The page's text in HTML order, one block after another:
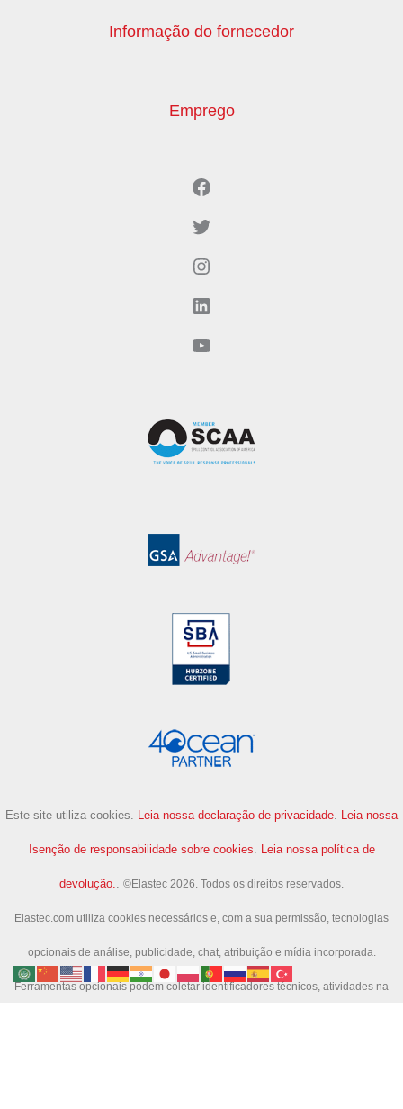
Informação do fornecedor
Emprego
Facebook
Twitter
Instagram
LinkedIn
YouTube
Este site utiliza cookies. Leia nossa declaração de privacidade. Leia nossa
Isenção de responsabilidade sobre cookies. Leia nossa política de
devolução.. ©Elastec 2026. Todos os direitos reservados.
Elastec.com utiliza cookies necessários e, com a sua permissão, tecnologias
opcionais de análise, publicidade, chat, atribuição e mídia incorporada.
Ferramentas opcionais podem coletar identificadores técnicos, atividades na